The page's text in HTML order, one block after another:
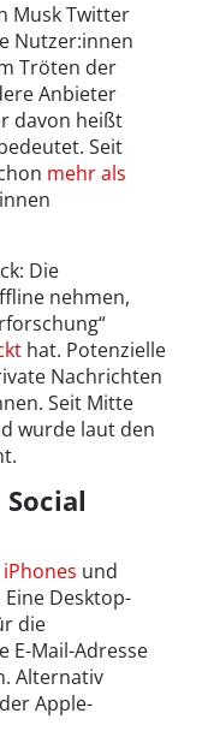
Musk Twitter
Nutzer:innen
Tröten der
Anbieter
davon heißt
Seit
mehr als
Die
nehmen,
hat. Potenzielle
Nachrichten
Seit Mitte
wurde laut den
iPhones und
Desktop-
die
E-Mail-Adresse
Alternativ
Apple-